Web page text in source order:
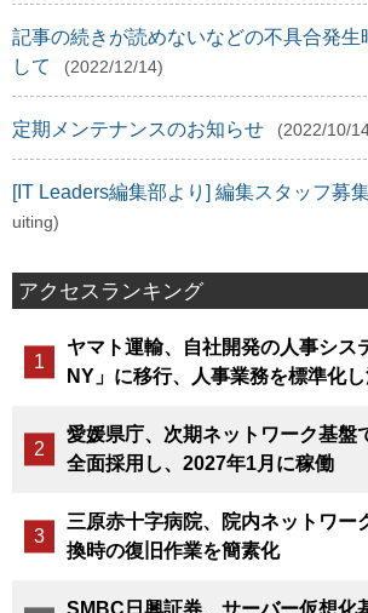
記事の続きが読めないなどの不具合発生
して
(2022/12/14)
定期メンテナンスのお知らせ (2022/10/
[IT Leaders編集部より] 編集スタッフ募
uiting)
アクセスランキング
ヤマト運輸、自社開発の人事シス
NY」に移行、人事業務を標準化
愛媛県庁、次期ネットワーク基盤
全面採用し、2027年1月に稼働
三原赤十字病院、院内ネットワー
換時の復旧作業を簡素化
SMBC日興証券、サーバー仮想化